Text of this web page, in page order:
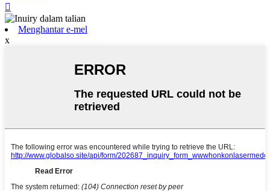

Menghantar e-mel
x